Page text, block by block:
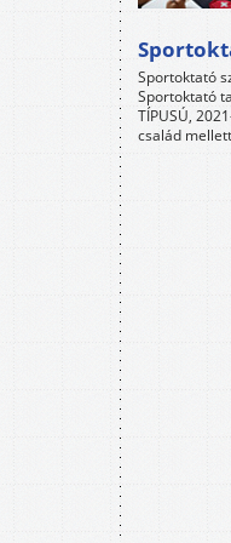
Sportoktató
Sportoktató
TÍPUSÚ,
család